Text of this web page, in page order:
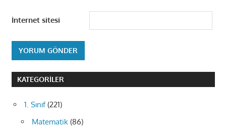
İnternet sitesi
KATEGORILER
1. Sınıf(221)
Matematik (86)